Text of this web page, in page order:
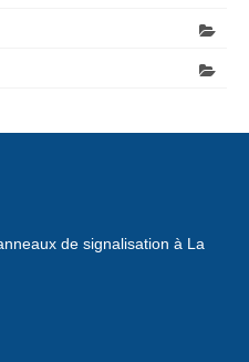
de signalisation à La